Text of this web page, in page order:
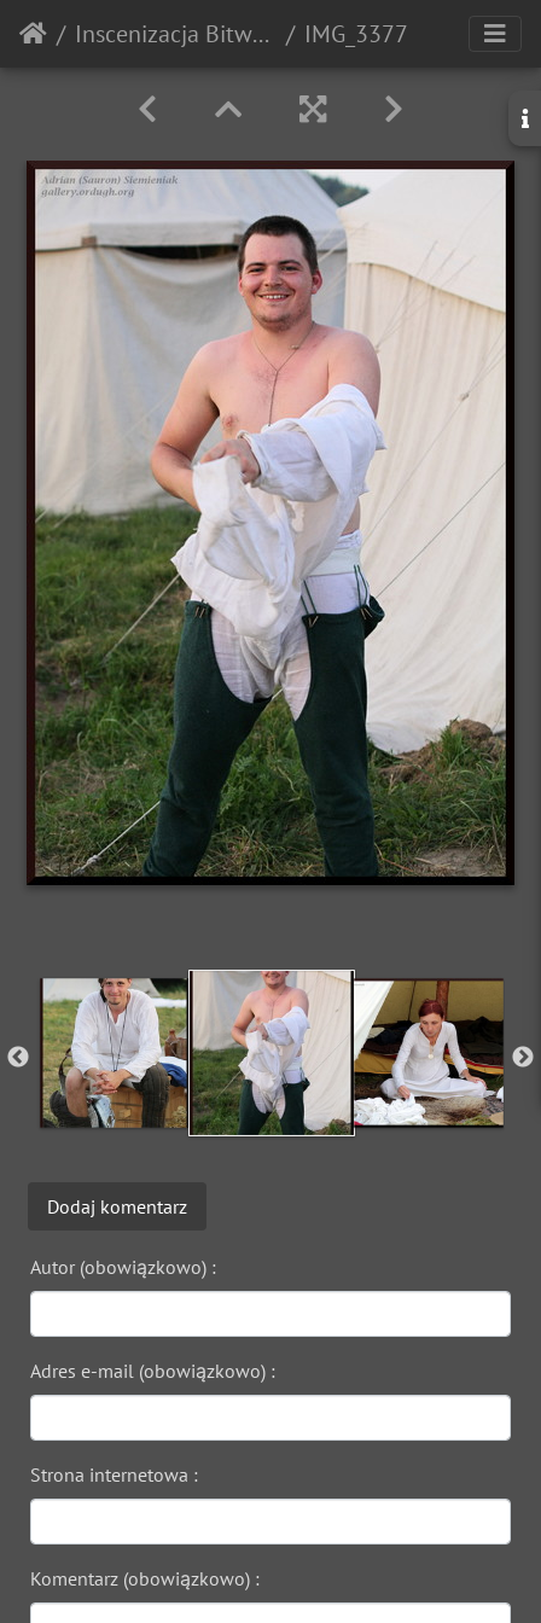
Inscenizacja Bitwy pod Grunwaldem - 2010r. IMG_3377
Dodaj komentarz
Autor (obowiązkowo) :
Adres e-mail (obowiązkowo) :
Strona internetowa :
Komentarz (obowiązkowo) :